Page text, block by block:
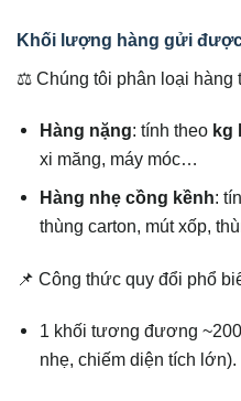
Khối lượng hàng gửi
⚖️ Chúng tôi phân loại hàng
Hàng nặng: tính theo kg
xi măng, máy móc…
Hàng nhẹ cồng kềnh:
thùng carton, mút xốp,
📌 Công thức quy đổi phổ
1 khối tương đương
nhẹ, chiếm diện tích lớn).